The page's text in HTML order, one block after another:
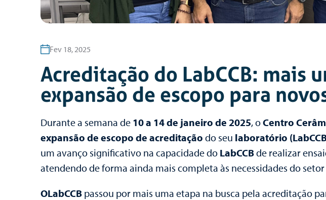
Fev 18, 2025
Acreditação do LabCCB: mais
expansão de escopo para
Durante a semana de 10 a 14 de janeiro de 2025, oCentro
expansão de escopo de acreditação do seu laboratório
um avanço significativo na capacidade do LabCCBde realizar
atendendo de forma ainda mais completa às necessidades do
OLabCCB passou por mais uma etapa na busca pela acreditação